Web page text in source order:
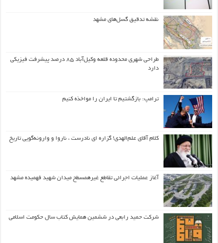
نقشه تدقیق گسل‌های مشهد
طراحی شهری محدوده قلعه وکیل‌آباد ۸۵ درصد پیشرفت فیزیکی
دارد
ترامپ: بازگشتیم تا ایران را مواخذه کنیم
کلام آقای علم‌الهدی! گزاره ای نادرست ، ناروا و وارونه‌گویی تاریخ
آغاز عملیات اجرائی تقاطع غیرهمسطح میدان شهید فهمیده مشهد
شرکت حمید رابعی در ششمین همایش کتاب سال حکومت اسلامی